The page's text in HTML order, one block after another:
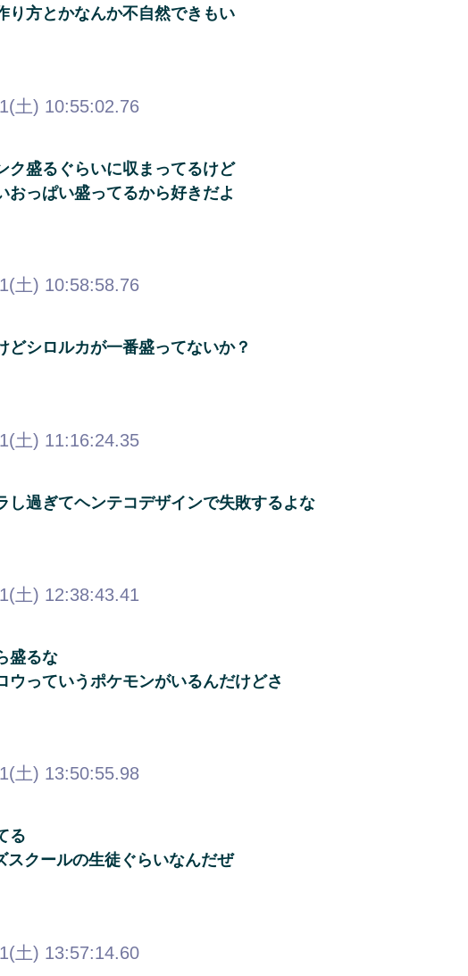
り方とかなんか不自然できもい
土) 10:55:02.76
ク盛るぐらいに収まってるけど
おっぱい盛ってるから好きだよ
土) 10:58:58.76
どシロルカが一番盛ってないか？
土) 11:16:24.35
し過ぎてヘンテコデザインで失敗するよな
土) 12:38:43.41
盛るな
ウっていうポケモンがいるんだけどさ
土) 13:50:55.98
る
クールの生徒ぐらいなんだぜ
土) 13:57:14.60